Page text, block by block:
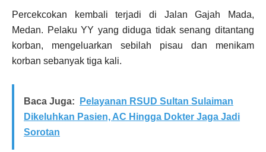
Percekcokan kembali terjadi di Jalan Gajah Mada,
Medan. Pelaku YY yang diduga tidak senang ditantang
korban, mengeluarkan sebilah pisau dan menikam
korban sebanyak tiga kali.
Baca Juga:
Pelayanan RSUD Sultan Sulaiman
Dikeluhkan Pasien, AC Hingga Dokter Jaga Jadi
Sorotan